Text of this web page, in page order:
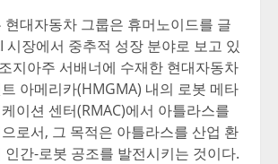
현대자동차 그룹은 휴머노이드를 글
시장에서 중추적 성장 분야로 보고 있
지아주 서배너에 수재한 현대자동차
아메리카(HMGMA) 내의 로봇 메타
이션 센터(RMAC)에서 아틀라스를
로서, 그 목적은 아틀라스를 산업 환
인간-로봇 공조를 발전시키는 것이다.